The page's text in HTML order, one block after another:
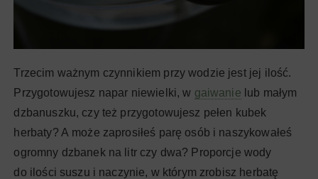
Trzecim ważnym czynnikiem przy wodzie jest jej ilość.
Przygotowujesz napar niewielki, w gaiwanie lub małym
dzbanuszku, czy też przygotowujesz pełen kubek
herbaty? A może zaprosiłeś parę osób i naszykowałeś
ogromny dzbanek na litr czy dwa? Proporcje wody
do ilości suszu i naczynie, w którym zrobisz herbatę